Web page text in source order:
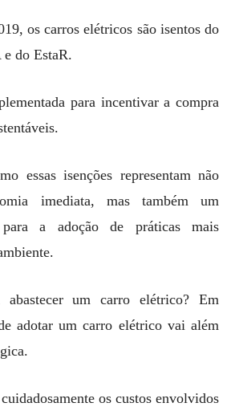
os carros elétricos são isentos do
do EstaR.
para incentivar a compra
essas isenções representam não
imediata, mas também um
a adoção de práticas mais
abastecer um carro elétrico? Em
adotar um carro elétrico vai além
os custos envolvidos